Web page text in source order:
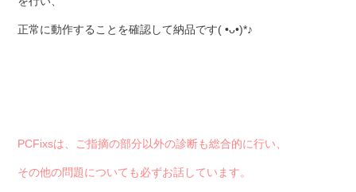
正常に動作することを確認して納品です( •ᴗ•)*♪
PCFixsは、ご指摘の部分以外の診断も総合的に行い、
その他の問題についても必ずお話しています。